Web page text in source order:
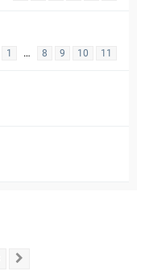
1 … 8 9 10 11